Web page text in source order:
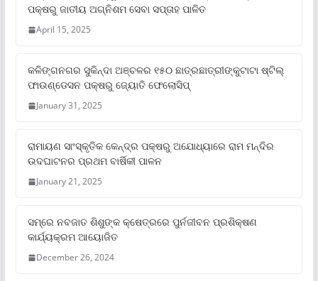
ପକ୍ଷରୁ ଜାତୀୟ ଅଗ୍ନିଶମ ସେବା ସପ୍ତାହ ପାଳିତ
April 15, 2025
କଳିଙ୍ଗନଗର ସୁକିନ୍ଦା ଅଞ୍ଚଳର ୧୫୦ ଛାତ୍ରଛାତ୍ରୀଙ୍କୁଟାଟା ଷ୍ଟିଲ୍
ଫାଉଣ୍ଡେସନ ପକ୍ଷରୁ ଜ୍ୟୋତି ଫେଲୋସିପ୍‌
January 31, 2025
ରାମାୟଣ ସାଂସ୍କୃତିକ କେନ୍ଦ୍ର ପକ୍ଷରୁ ଅଯୋଧ୍ୟାରେ ରାମ ମନ୍ଦିର
ଉଦଘାଟନର ପ୍ରଥମ ବାର୍ଷିକୀ ପାଳନ
January 21, 2025
ସମ୍‌ରେ ନବଜାତ ଶିଶୁଙ୍କ କ୍ଷେତ୍ରରେ ପୁର୍ନଜୀବନ ପ୍ରଶିକ୍ଷଣ
କାର୍ଯ୍ୟକ୍ରମ ଆୟୋଜିତ
December 26, 2024